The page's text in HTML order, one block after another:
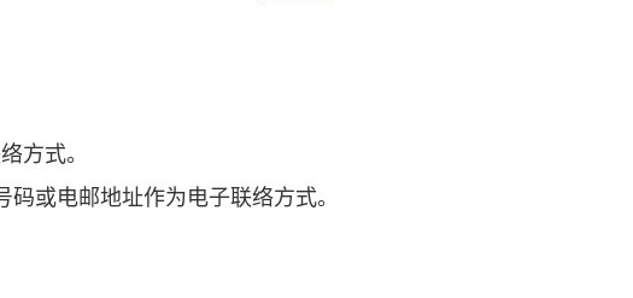
方式。
码或电邮地址作为电子联络方式。